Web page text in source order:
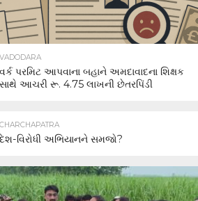
VADODARA
વર્ક પરમિટ આપવાના બહાને અમદાવાદના શિક્ષક
સાથે આચરી રૂ. 4.75 લાખની છેતરપિંડી
CHARCHAPATRA
દેશ-વિરોધી અભિયાનને સમજો?